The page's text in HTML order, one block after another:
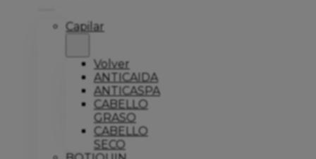
Capilar
Volver
ANTICAIDA
ANTICASPA
CABELLO
GRASO
CABELLO
SECO